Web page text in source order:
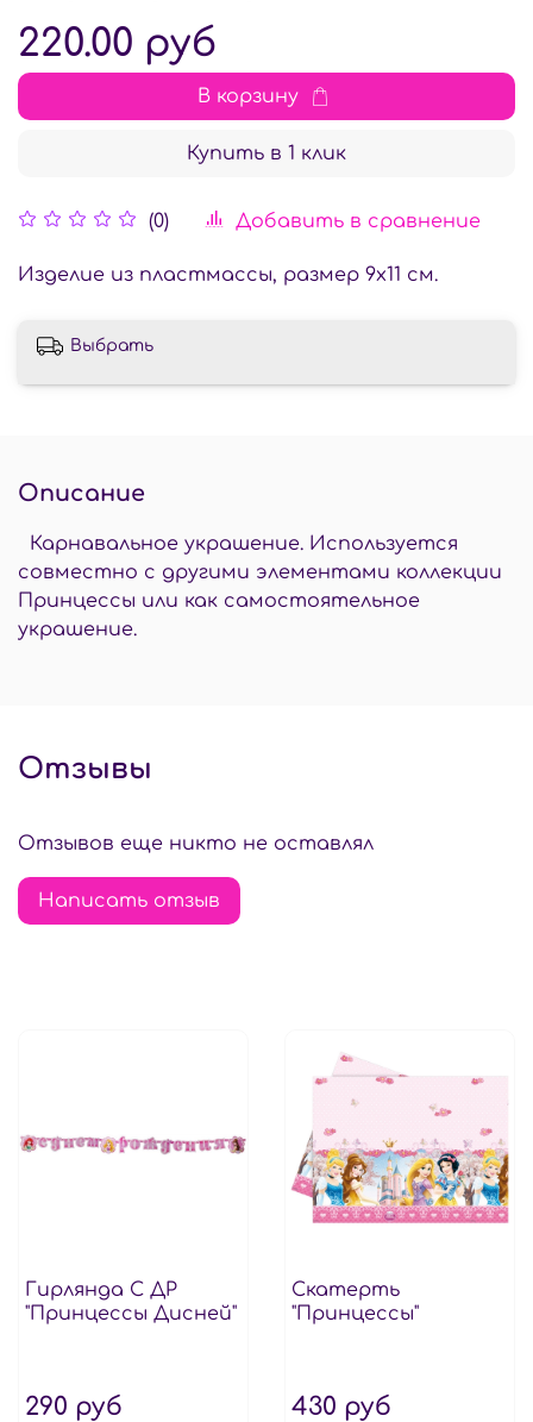
(0) Добавить в сравнение
220.00 руб
В корзину
Купить в 1 клик
Изделие из пластмассы, размер 9х11 см.
Выбрать
Описание
Карнавальное украшение. Используется
совместно с другими элементами коллекции
Принцессы или как самостоятельное
украшение.
Отзывы
Отзывов еще никто не оставлял
Написать отзыв
Гирлянда С ДР
"Принцессы Дисней"
290 руб
Скатерть
"Принцессы"
430 руб